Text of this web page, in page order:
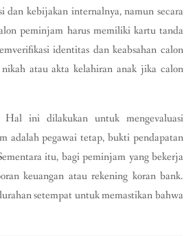
dan kebijakan internalnya, namun secara
peminjam harus memiliki kartu tanda
identitas dan keabsahan calon
atau akta kelahiran anak jika calon
Hal ini dilakukan untuk mengevaluasi
adalah pegawai tetap, bukti pendapatan
itu, bagi peminjam yang bekerja
keuangan atau rekening koran bank.
setempat untuk memastikan bahwa